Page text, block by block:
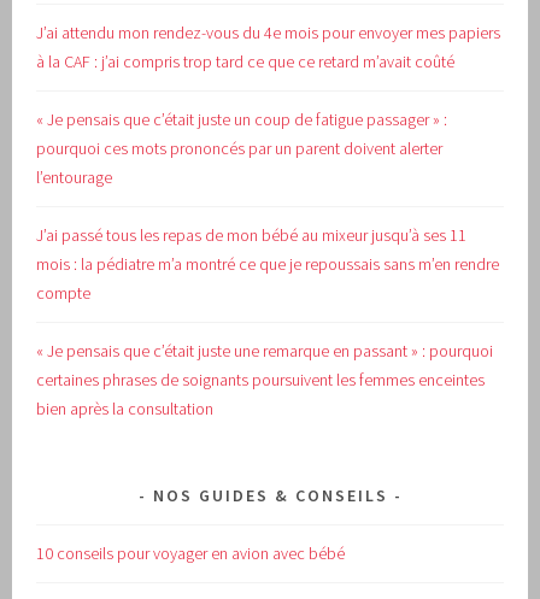
J’ai attendu mon rendez-vous du 4e mois pour envoyer mes papiers
à la CAF : j’ai compris trop tard ce que ce retard m’avait coûté
« Je pensais que c’était juste un coup de fatigue passager » :
pourquoi ces mots prononcés par un parent doivent alerter
l’entourage
J’ai passé tous les repas de mon bébé au mixeur jusqu’à ses 11
mois : la pédiatre m’a montré ce que je repoussais sans m’en rendre
compte
« Je pensais que c’était juste une remarque en passant » : pourquoi
certaines phrases de soignants poursuivent les femmes enceintes
bien après la consultation
NOS GUIDES & CONSEILS
10 conseils pour voyager en avion avec bébé